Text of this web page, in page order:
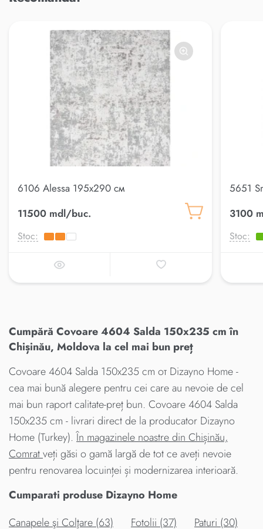
6106 Alessa 195x290 см
11500 mdl/buc.
Stoc:
5651
3100
Stoc:
Cumpără Covoare 4604 Salda 150x235 cm în
Chișinău, Moldova la cel mai bun preț
Covoare 4604 Salda 150x235 cm от Dizayno Home -
cea mai bună alegere pentru cei care au nevoie de cel
mai bun raport calitate-preț bun. Covoare 4604 Salda
150x235 cm - livrari direct de la producator Dizayno
Home (Turkey).În magazinele noastre din Chișinău,
Comratveți găsi o gamă largă de tot ce aveți nevoie
pentru renovarea locuinței și modernizarea interioară.
Cumparati produse Dizayno Home
Canapele şi Colţare (63)
Fotolii (37)
Paturi (30)